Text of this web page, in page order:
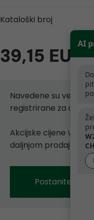
Kataloški broj
39,15 EUR
Navedene su
registrirane za
Akcijske cijene
daljnjom prodajom.
Postanite
AI